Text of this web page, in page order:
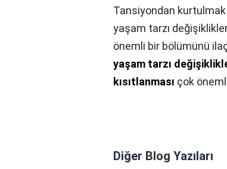
Tansiyondan kurtulmak
yaşam tarzı
önemli bir bölümünü
yaşam tarzı
kısıtlanması çok
Diğer Blog Yazıları